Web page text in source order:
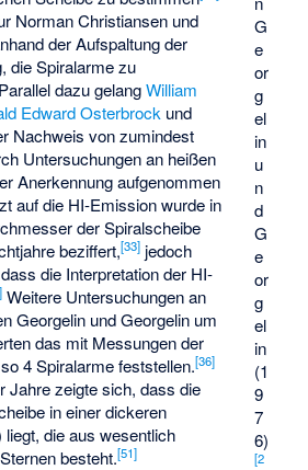
G
e
or
g
el
in
u
n
d
G
e
or
g
el
in
(1
9
7
6)
[2
Norman Christiansen und
der Aufspaltung der
die Spiralarme zu
Parallel dazu gelangWilliam
Edward Osterbrock und
Nachweis von zumindest
Untersuchungen an heißen
Anerkennung aufgenommen
auf die HI-Emission wurde in
der Spiralscheibe
beziffert,[33] jedoch
die Interpretation der HI-
] Weitere Untersuchungen an
Georgelin und Georgelin um
das mit Messungen der
4 Spiralarme feststellen.[36]
Jahre zeigte sich, dass die
in einer dickeren
liegt, die aus wesentlich
besteht.[51]